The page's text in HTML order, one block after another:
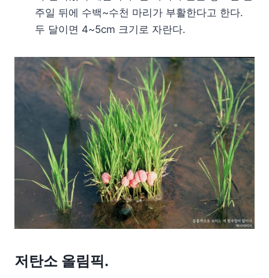
주일 뒤에 수백~수천 마리가 부활한다고 한다.
두 달이면 4~5cm 크기로 자란다.
저탄소 올림픽.